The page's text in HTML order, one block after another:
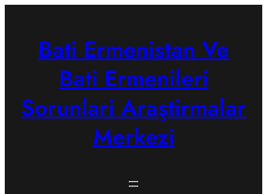
Bati Ermenistan Ve
Bati Ermenileri
Sorunlari Araştirmalar
Merkezi